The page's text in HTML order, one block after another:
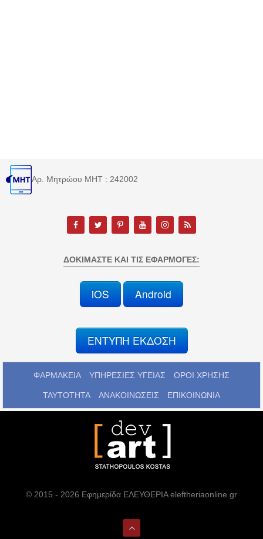
Αρ. Μητρώου MHT : 242002
ΔΟΚΙΜΆΣΤΕ ΚΑΙ ΤΙΣ ΕΦΑΡΜΟΓΈΣ:
iOS Android
ΕΝΤΥΠΗ ΕΚΔΟΣΗ
ΦΑΡΜΑΚΕΙΑ ΥΠΗΡΕΣΙΕΣ ΥΓΕΙΑΣ ΟΡΟΙ ΧΡΗΣΗΣ
ΤΑΥΤΟΤΗΤΑ ΑΝΑΚΟΙΝΩΣΕΙΣ ΕΠΙΚΟΙΝΩΝΙΑ
© 2015 - 2026 Εφημερίδα ΕΛΕΥΘΕΡΙΑ eleftheriaonline.gr